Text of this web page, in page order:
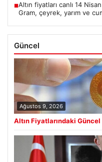
■Altın fiyatları canlı 14
Gram, çeyrek, yarım ve
Güncel
Ağustos 9, 2026
Altın Fiyatlarındaki